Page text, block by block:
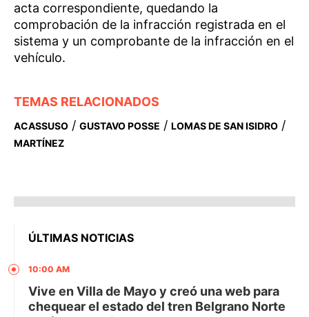
acta correspondiente, quedando la
comprobación de la infracción registrada en el
sistema y un comprobante de la infracción en el
vehículo.
TEMAS RELACIONADOS
ACASSUSO / GUSTAVO POSSE / LOMAS DE SAN ISIDRO /
MARTÍNEZ
ÚLTIMAS NOTICIAS
10:00 AM
Vive en Villa de Mayo y creó una web para
chequear el estado del tren Belgrano Norte